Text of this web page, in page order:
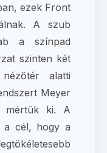
ezek Front
A szub
a színpad
szinten két
alatti
Meyer
mértük ki. A
a cél, hogy a